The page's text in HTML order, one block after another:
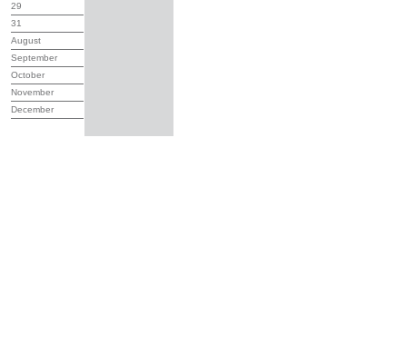
29
31
August
September
October
November
December